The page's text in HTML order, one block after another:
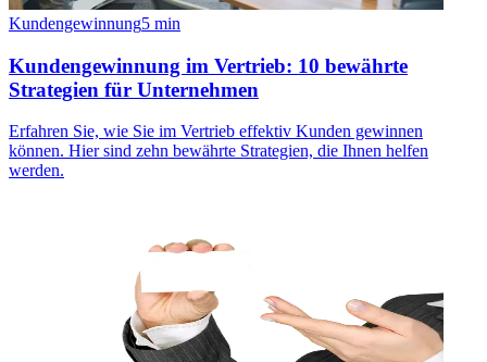
Kundengewinnung5 min
Kundengewinnung im Vertrieb: 10 bewährte
Strategien für Unternehmen
Erfahren Sie, wie Sie im Vertrieb effektiv Kunden gewinnen
können. Hier sind zehn bewährte Strategien, die Ihnen helfen
werden.